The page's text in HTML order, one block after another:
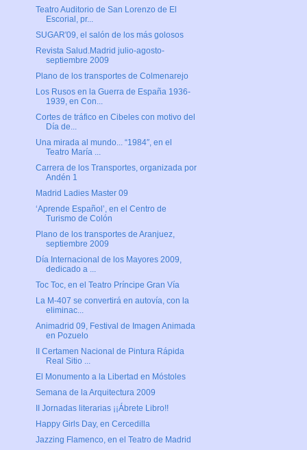
Teatro Auditorio de San Lorenzo de El
Escorial, pr...
SUGAR'09, el salón de los más golosos
Revista Salud.Madrid julio-agosto-
septiembre 2009
Plano de los transportes de Colmenarejo
Los Rusos en la Guerra de España 1936-
1939, en Con...
Cortes de tráfico en Cibeles con motivo del
Día de...
Una mirada al mundo... “1984″, en el
Teatro María ...
Carrera de los Transportes, organizada por
Andén 1
Madrid Ladies Master 09
‘Aprende Español’, en el Centro de
Turismo de Colón
Plano de los transportes de Aranjuez,
septiembre 2009
Día Internacional de los Mayores 2009,
dedicado a ...
Toc Toc, en el Teatro Príncipe Gran Vía
La M-407 se convertirá en autovía, con la
eliminac...
Animadrid 09, Festival de Imagen Animada
en Pozuelo
II Certamen Nacional de Pintura Rápida
Real Sitio ...
El Monumento a la Libertad en Móstoles
Semana de la Arquitectura 2009
II Jornadas literarias ¡¡Ábrete Libro!!
Happy Girls Day, en Cercedilla
Jazzing Flamenco, en el Teatro de Madrid